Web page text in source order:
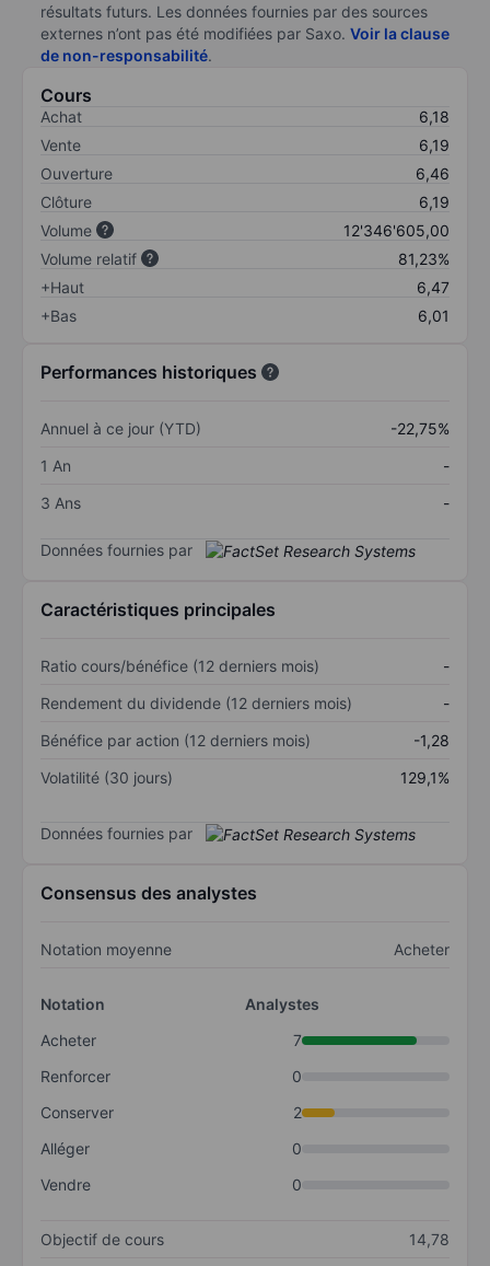
résultats futurs. Les données fournies par des sources
externes n’ont pas été modifiées par Saxo. Voir la clause
de non-responsabilité.
Cours
Achat
6,18
Vente
6,19
Ouverture
6,46
Clôture
6,19
Volume
12'346'605,00
Volume relatif
81,23%
+Haut
6,47
+Bas
6,01
Performances historiques
Annuel à ce jour (YTD)
-22,75%
1 An
-
3 Ans
-
Données fournies par
Caractéristiques principales
Ratio cours/bénéfice (12 derniers mois)
-
Rendement du dividende (12 derniers mois)
-
Bénéfice par action (12 derniers mois)
-1,28
Volatilité (30 jours)
129,1%
Données fournies par
Consensus des analystes
Notation moyenne Acheter
Notation
Analystes
Acheter
7
Renforcer
0
Conserver
2
Alléger
0
Vendre
0
Objectif de cours
14,78